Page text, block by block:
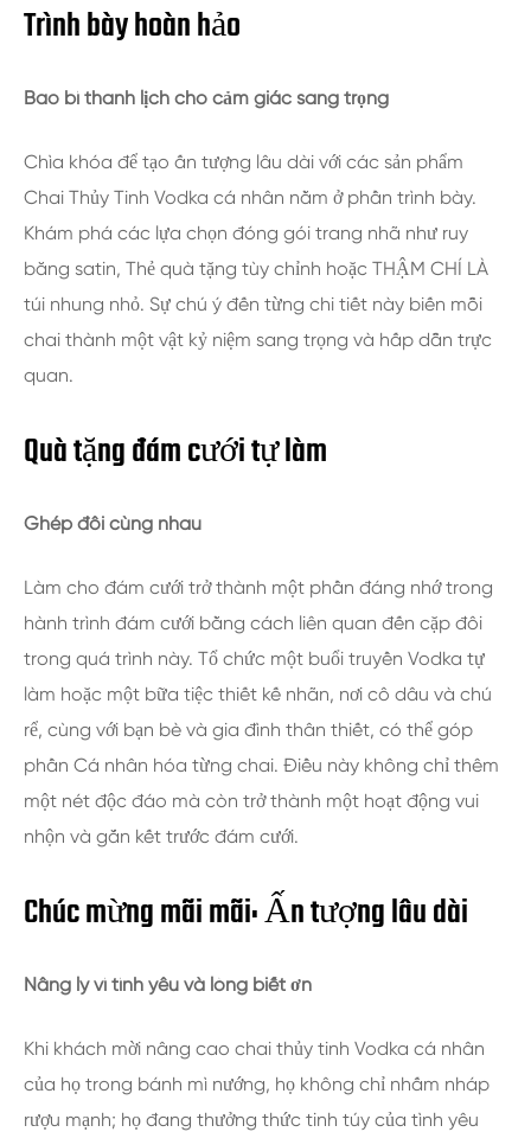
Trình bày hoàn hảo
Bao bì thanh lịch cho cảm giác sang trọng
Chìa khóa để tạo ấn tượng lâu dài với các sản phẩm
Chai Thủy Tinh Vodka cá nhân nằm ở phần trình bày.
Khám phá các lựa chọn đóng gói trang nhã như ruy
băng satin, Thẻ quà tặng tùy chỉnh hoặc THẬM CHÍ LÀ
túi nhung nhỏ. Sự chú ý đến từng chi tiết này biến mỗi
chai thành một vật kỷ niệm sang trọng và hấp dẫn trực
quan.
Quà tặng đám cưới tự làm
Ghép đôi cùng nhau
Làm cho đám cưới trở thành một phần đáng nhớ trong
hành trình đám cưới bằng cách liên quan đến cặp đôi
trong quá trình này. Tổ chức một buổi truyền Vodka tự
làm hoặc một bữa tiệc thiết kế nhãn, nơi cô dâu và chú
rể, cùng với bạn bè và gia đình thân thiết, có thể góp
phần Cá nhân hóa từng chai. Điều này không chỉ thêm
một nét độc đáo mà còn trở thành một hoạt động vui
nhộn và gắn kết trước đám cưới.
Chúc mừng mãi mãi: Ấn tượng lâu dài
Nâng ly vì tình yêu và lòng biết ơn
Khi khách mời nâng cao chai thủy tinh Vodka cá nhân
của họ trong bánh mì nướng, họ không chỉ nhấm nháp
rượu mạnh; họ đang thưởng thức tinh túy của tình yêu